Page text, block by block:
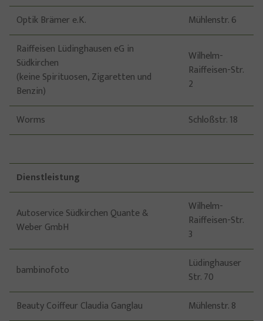
Optik Brämer e.K.
Mühlenstr. 6
Raiffeisen Lüdinghausen eG in
Südkirchen
(keine Spirituosen, Zigaretten und
Benzin)
Wilhelm-
Raiffeisen-Str.
2
Worms Schloßstr. 18
Dienstleistung
Autoservice Südkirchen Quante &
Weber GmbH
Wilhelm-
Raiffeisen-Str.
3
bambinofoto
Lüdinghauser
Str. 70
Beauty Coiffeur Claudia Ganglau
Mühlenstr. 8